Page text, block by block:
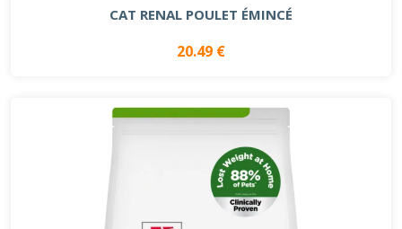
CAT RENAL POULET ÉMINCÉ
20.49 €